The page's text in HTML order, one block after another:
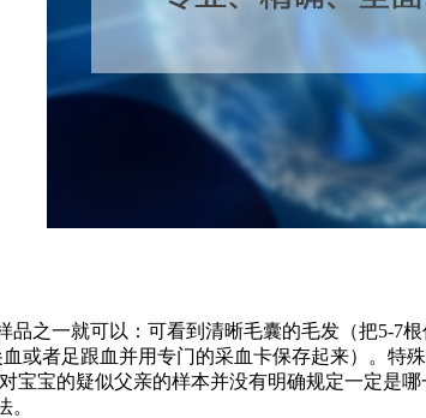
之一就可以：可看到清晰毛囊的毛发（把5-
或者足跟血并用专门的采血卡保存起来）。
宝宝的疑似父亲的样本并没有明确规定一定是
。